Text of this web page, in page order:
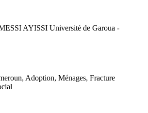
AYISSI Université de Garoua -
Adoption, Ménages, Fracture